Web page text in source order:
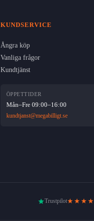
KUNDSERVICE
Ångra köp
Vanliga frågor
Kundtjänst
ÖPPETTIDER
Mån–Fre 09:00–16:00
kundtjanst@megabilligt.se
Trustpilot★★★★